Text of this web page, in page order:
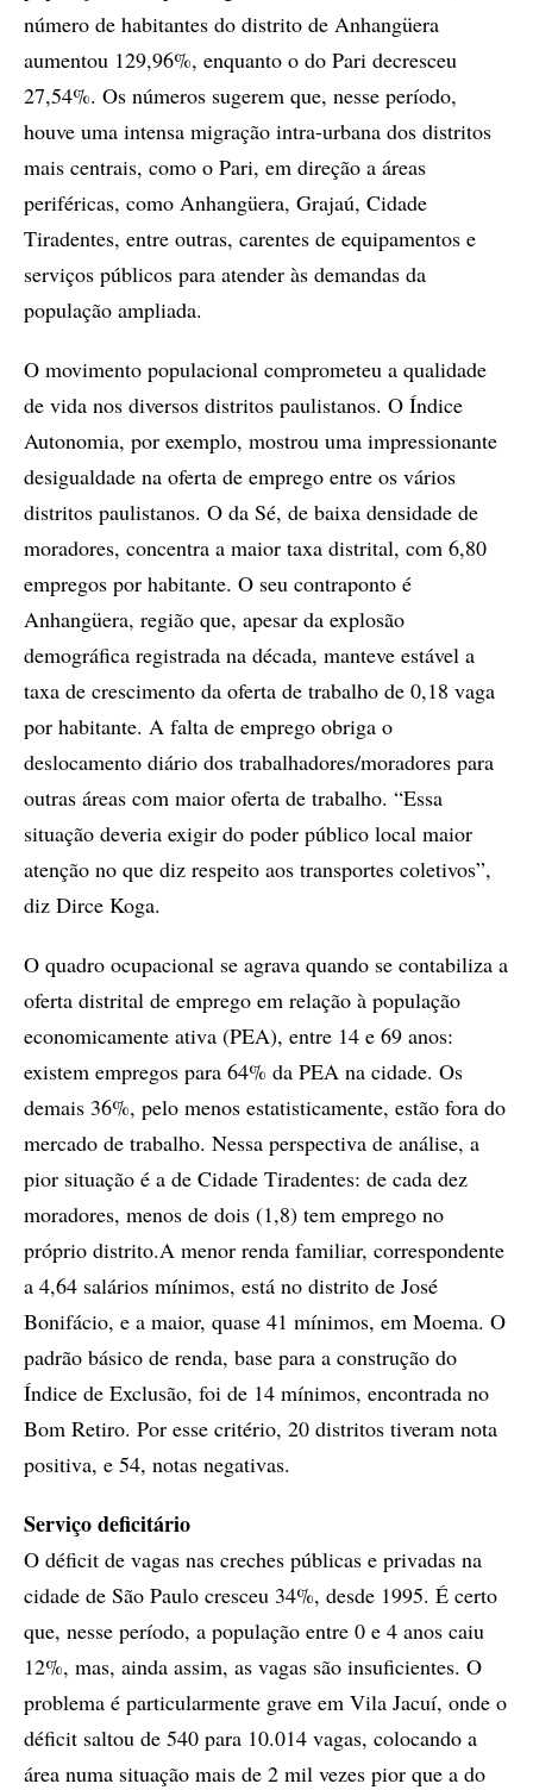
número de habitantes do distrito de Anhangüera
aumentou 129,96%, enquanto o do Pari decresceu
27,54%. Os números sugerem que, nesse período,
houve uma intensa migração intra-urbana dos distritos
mais centrais, como o Pari, em direção a áreas
periféricas, como Anhangüera, Grajaú, Cidade
Tiradentes, entre outras, carentes de equipamentos e
serviços públicos para atender às demandas da
população ampliada.
O movimento populacional comprometeu a qualidade
de vida nos diversos distritos paulistanos. O Índice
Autonomia, por exemplo, mostrou uma impressionante
desigualdade na oferta de emprego entre os vários
distritos paulistanos. O da Sé, de baixa densidade de
moradores, concentra a maior taxa distrital, com 6,80
empregos por habitante. O seu contraponto é
Anhangüera, região que, apesar da explosão
demográfica registrada na década, manteve estável a
taxa de crescimento da oferta de trabalho de 0,18 vaga
por habitante. A falta de emprego obriga o
deslocamento diário dos trabalhadores/moradores para
outras áreas com maior oferta de trabalho. “Essa
situação deveria exigir do poder público local maior
atenção no que diz respeito aos transportes coletivos”,
diz Dirce Koga.
O quadro ocupacional se agrava quando se contabiliza a
oferta distrital de emprego em relação à população
economicamente ativa (PEA), entre 14 e 69 anos:
existem empregos para 64% da PEA na cidade. Os
demais 36%, pelo menos estatisticamente, estão fora do
mercado de trabalho. Nessa perspectiva de análise, a
pior situação é a de Cidade Tiradentes: de cada dez
moradores, menos de dois (1,8) tem emprego no
próprio distrito.A menor renda familiar, correspondente
a 4,64 salários mínimos, está no distrito de José
Bonifácio, e a maior, quase 41 mínimos, em Moema. O
padrão básico de renda, base para a construção do
Índice de Exclusão, foi de 14 mínimos, encontrada no
Bom Retiro. Por esse critério, 20 distritos tiveram nota
positiva, e 54, notas negativas.
Serviço deficitário
O déficit de vagas nas creches públicas e privadas na
cidade de São Paulo cresceu 34%, desde 1995. É certo
que, nesse período, a população entre 0 e 4 anos caiu
12%, mas, ainda assim, as vagas são insuficientes. O
problema é particularmente grave em Vila Jacuí, onde o
déficit saltou de 540 para 10.014 vagas, colocando a
área numa situação mais de 2 mil vezes pior que a do